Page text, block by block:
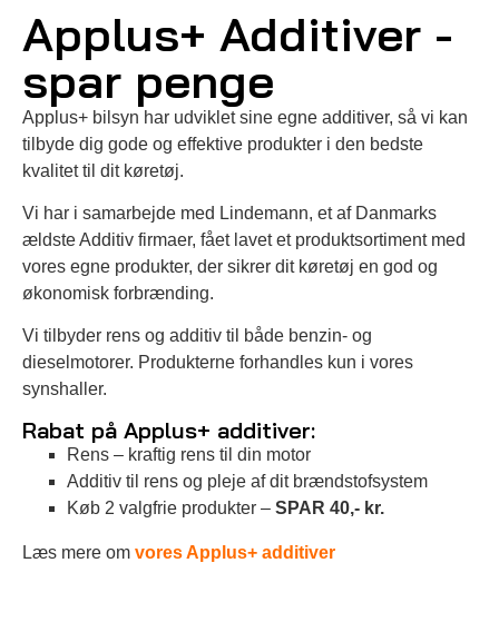
Applus+ Additiver -
spar penge
Applus+ bilsyn har udviklet sine egne additiver, så vi kan
tilbyde dig gode og effektive produkter i den bedste
kvalitet til dit køretøj.
Vi har i samarbejde med Lindemann, et af Danmarks
ældste Additiv firmaer, fået lavet et produktsortiment med
vores egne produkter, der sikrer dit køretøj en god og
økonomisk forbrænding.
Vi tilbyder rens og additiv til både benzin- og
dieselmotorer. Produkterne forhandles kun i vores
synshaller.
Rabat på Applus+ additiver:
Rens – kraftig rens til din motor
Additiv til rens og pleje af dit brændstofsystem
Køb 2 valgfrie produkter – SPAR 40,- kr.
Læs mere om vores Applus+ additiver